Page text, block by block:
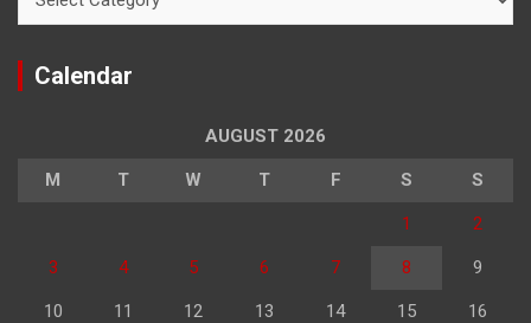
Calendar
AUGUST 2026
M T W T F S S
1 2
3 4 5 6 7 8 9
10 11 12 13 14 15 16